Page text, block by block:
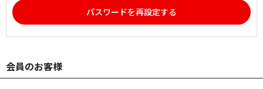
パスワードを再設定する
会員のお客様